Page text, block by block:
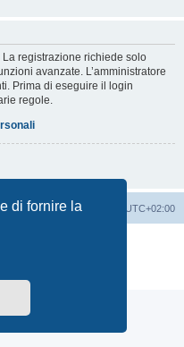
di fornire la
registrazione richiede solo
avanzate. L’amministratore
Prima di eseguire il login
regole.
Tutti gli orari sono UTC+02:00
cookie